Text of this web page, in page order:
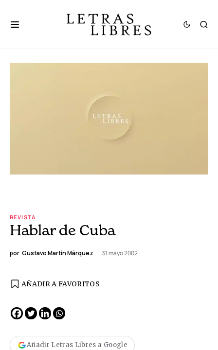
REVISTA
Hablar de Cuba
por Gustavo Martín Márquez 31 mayo 2002
AÑADIR A FAVORITOS
Añadir Letras Libres a Google